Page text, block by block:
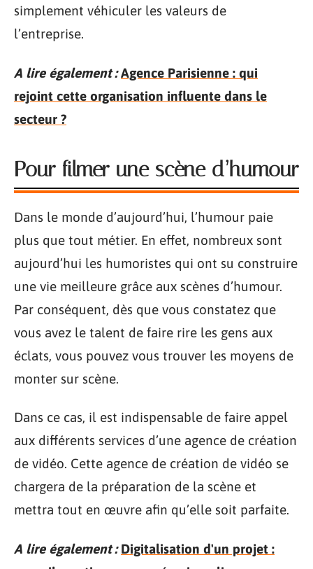
simplement véhiculer les valeurs de
l’entreprise.
A lire également : Agence Parisienne : qui
rejoint cette organisation influente dans le
secteur ?
Pour filmer une scène d’humour
Dans le monde d’aujourd’hui, l’humour paie
plus que tout métier. En effet, nombreux sont
aujourd’hui les humoristes qui ont su construire
une vie meilleure grâce aux scènes d’humour.
Par conséquent, dès que vous constatez que
vous avez le talent de faire rire les gens aux
éclats, vous pouvez vous trouver les moyens de
monter sur scène.
Dans ce cas, il est indispensable de faire appel
aux différents services d’une agence de création
de vidéo. Cette agence de création de vidéo se
chargera de la préparation de la scène et
mettra tout en œuvre afin qu’elle soit parfaite.
A lire également : Digitalisation d'un projet :